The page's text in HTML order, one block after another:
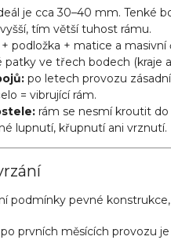
je cca 30–40 mm. Tenké
tím větší tuhost rámu.
podložka + matice a
patky ve třech bodech (kraje
po letech provozu
= vibrující rám.
rám se nesmí kroutit do
lupnutí, křupnutí ani vrznutí.
podmínky pevné
po prvních měsících provozu